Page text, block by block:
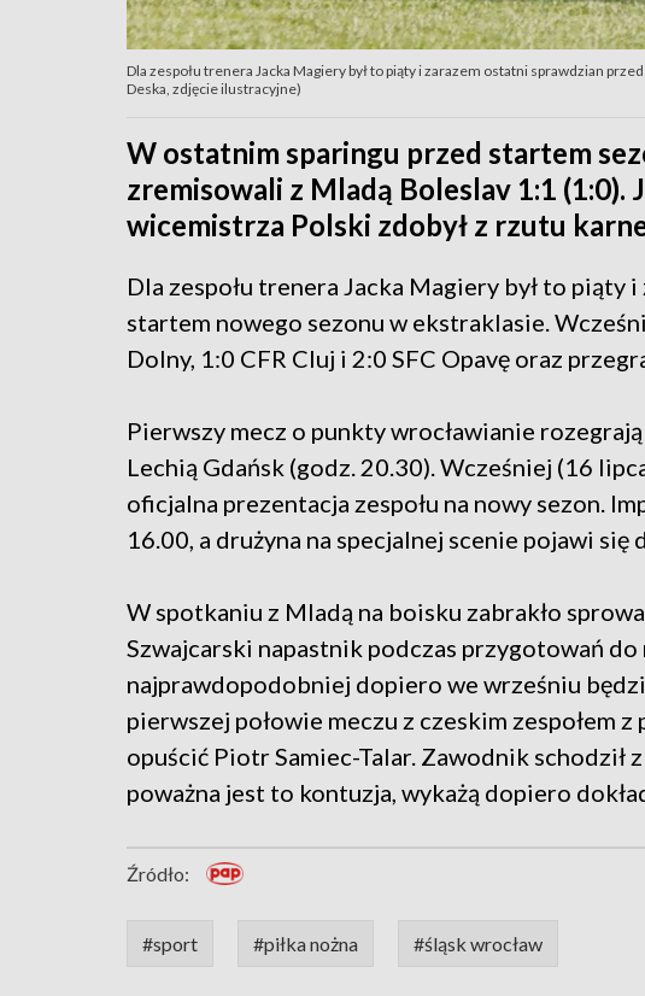
Dla zespołu trenera Jacka Magiery był to piąty i zarazem ostatni sprawdzian
Deska, zdjęcie ilustracyjne)
W ostatnim sparingu przed startem
zremisowali z Mladą Boleslav 1:1 (1:0).
wicemistrza Polski zdobył z rzutu
Dla zespołu trenera Jacka Magiery był to piąty
startem nowego sezonu w ekstraklasie.
Dolny, 1:0 CFR Cluj i 2:0 SFC Opavę oraz
Pierwszy mecz o punkty wrocławianie
Lechią Gdańsk (godz. 20.30). Wcześniej (16
oficjalna prezentacja zespołu na nowy sezon.
16.00, a drużyna na specjalnej scenie pojawi
W spotkaniu z Mladą na boisku zabrakło
Szwajcarski napastnik podczas przygotowań
najprawdopodobniej dopiero we wrześniu
pierwszej połowie meczu z czeskim zespołem
opuścić Piotr Samiec-Talar. Zawodnik schodził
poważna jest to kontuzja, wykażą dopiero
Źródło:
#sport #piłka nożna #śląsk wrocław